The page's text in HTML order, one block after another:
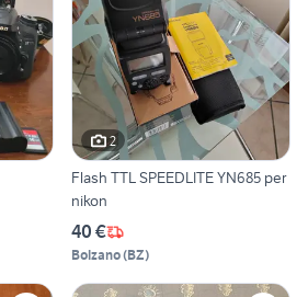
2
Flash TTL SPEEDLITE YN685 per
nikon
40 €
Bolzano(BZ)